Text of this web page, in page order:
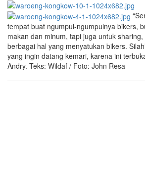
tempat buat ngumpul-ngumpulnya bikers,
makan dan minum, tapi juga untuk
berbagai hal yang menyatukan bikers.
yang ingin datang kemari, karena ini
Andry. Teks: Wildaf / Foto: John Resa